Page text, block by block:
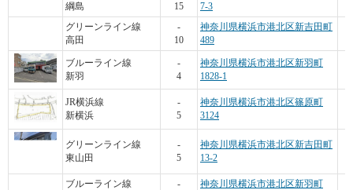
綱島
15
7-3
グリーンライン線
高田
-
10
神奈川県横浜市港北区新吉田町
489
ブルーライン線
新羽
-
4
神奈川県横浜市港北区新羽町
1828-1
JR横浜線
新横浜
-
5
神奈川県横浜市港北区篠原町
3124
グリーンライン線
東山田
-
5
神奈川県横浜市港北区新吉田町
13-2
ブルーライン線
-
神奈川県横浜市港北区新羽町